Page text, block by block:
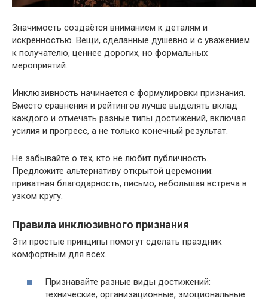
Значимость создаётся вниманием к деталям и
искренностью. Вещи, сделанные душевно и с уважением
к получателю, ценнее дорогих, но формальных
мероприятий.
Инклюзивность начинается с формулировки признания.
Вместо сравнения и рейтингов лучше выделять вклад
каждого и отмечать разные типы достижений, включая
усилия и прогресс, а не только конечный результат.
Не забывайте о тех, кто не любит публичность.
Предложите альтернативу открытой церемонии:
приватная благодарность, письмо, небольшая встреча в
узком кругу.
Правила инклюзивного признания
Эти простые принципы помогут сделать праздник
комфортным для всех.
Признавайте разные виды достижений:
технические, организационные, эмоциональные.